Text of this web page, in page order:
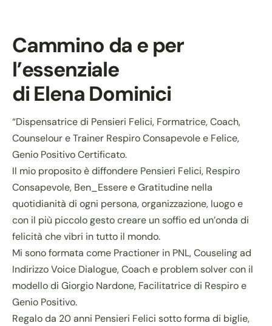
Cammino da e per
l’essenziale
di Elena Dominici
“Dispensatrice di Pensieri Felici, Formatrice, Coach,
Counselour e Trainer Respiro Consapevole e Felice,
Genio Positivo Certificato.
Il mio proposito è diffondere Pensieri Felici, Respiro
Consapevole, Ben_Essere e Gratitudine nella
quotidianità di ogni persona, organizzazione, luogo e
con il più piccolo gesto creare un soffio ed un’onda di
felicità che vibri in tutto il mondo.
Mi sono formata come Practioner in PNL, Couseling ad
Indirizzo Voice Dialogue, Coach e problem solver con il
modello di Giorgio Nardone, Facilitatrice di Respiro e
Genio Positivo.
Regalo da 20 anni Pensieri Felici sotto forma di biglie,